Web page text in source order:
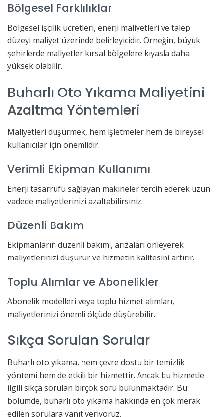
Bölgesel Farklılıklar
Bölgesel işçilik ücretleri, enerji maliyetleri ve talep
düzeyi maliyet üzerinde belirleyicidir. Örneğin, büyük
şehirlerde maliyetler kırsal bölgelere kıyasla daha
yüksek olabilir.
Buharlı Oto Yıkama Maliyetini
Azaltma Yöntemleri
Maliyetleri düşürmek, hem işletmeler hem de bireysel
kullanıcılar için önemlidir.
Verimli Ekipman Kullanımı
Enerji tasarrufu sağlayan makineler tercih ederek uzun
vadede maliyetlerinizi azaltabilirsiniz.
Düzenli Bakım
Ekipmanların düzenli bakımı, arızaları önleyerek
maliyetlerinizi düşürür ve hizmetin kalitesini artırır.
Toplu Alımlar ve Abonelikler
Abonelik modelleri veya toplu hizmet alımları,
maliyetlerinizi önemli ölçüde düşürebilir.
Sıkça Sorulan Sorular
Buharlı oto yıkama, hem çevre dostu bir temizlik
yöntemi hem de etkili bir hizmettir. Ancak bu hizmetle
ilgili sıkça sorulan birçok soru bulunmaktadır. Bu
bölümde, buharlı oto yıkama hakkında en çok merak
edilen sorulara yanıt veriyoruz.